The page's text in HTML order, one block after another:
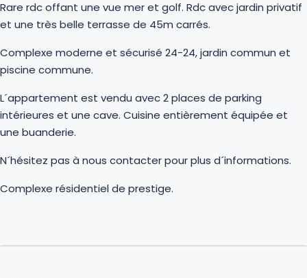
Rare rdc offant une vue mer et golf. Rdc avec jardin privatif
et une très belle terrasse de 45m carrés.
Complexe moderne et sécurisé 24-24, jardin commun et
piscine commune.
L´appartement est vendu avec 2 places de parking
intérieures et une cave. Cuisine entièrement équipée et
une buanderie.
N´hésitez pas à nous contacter pour plus d´informations.
Complexe résidentiel de prestige.